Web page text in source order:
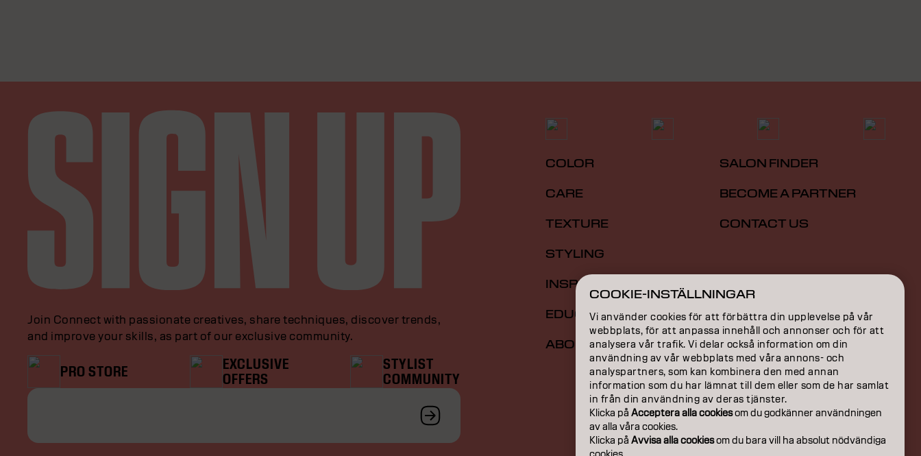
Join Connect with passionate creatives, share techniques, discover trends,
and improve your skills, as part of our exclusive community.
PRO STORE
EXCLUSIVE
OFFERS
STYLIST
COMMUNITY
COLOR
CARE
TEXTURE
STYLING
INSPIRATION
EDUCATION
ABOUT
SALON FINDER
BECOME A PARTNER
CONTACT US
COOKIE-INSTÄLLNINGAR
Vi använder cookies för att förbättra din upplevelse på vår
webbplats, för att anpassa innehåll och annonser och för att
analysera vår trafik. Vi delar också information om din
användning av vår webbplats med våra annons- och
analyspartners, som kan kombinera den med annan
information som du har lämnat till dem eller som de har samlat
in från din användning av deras tjänster.
Klicka på Acceptera alla cookiesom du godkänner användningen
av alla våra cookies.
Klicka på Avvisa alla cookiesom du bara vill ha absolut nödvändiga